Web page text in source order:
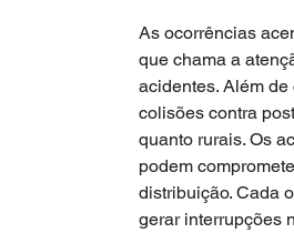
As ocorrências
que chama a
acidentes. Além
colisões contra
quanto rurais. Os
podem
distribuição. Cada
gerar interrupções